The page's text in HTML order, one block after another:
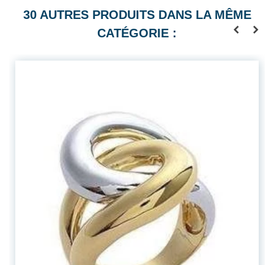
30 AUTRES PRODUITS DANS LA MÊME
CATÉGORIE :